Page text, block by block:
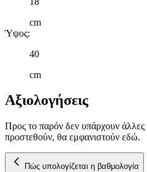
τοποθεσίας μας στους συνεργάτες
δικτύωσης, διαφημίσεων και
cm
Ύψος:
40
cm
Αξιολογήσεις
Προς το παρόν δεν υπάρχουν άλλες
προστεθούν, θα εμφανιστούν εδώ.
Πώς υπολογίζεται η βαθμολογία